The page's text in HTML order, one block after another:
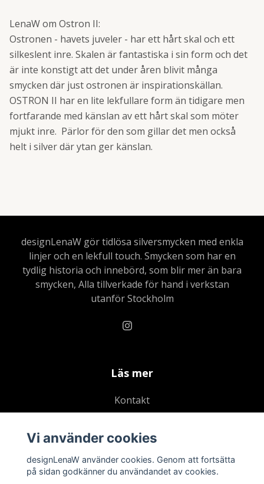
LenaW om Ostron II:
Ostronen - havets juveler - har ett hårt skal och ett
silkeslent inre. Skalen är fantastiska i sin form och det
är inte konstigt att det under åren blivit många
smycken där just ostronen är inspirationskällan.
OSTRON II har en lite lekfullare form än tidigare men
fortfarande med känslan av ett hårt skal som möter
mjukt inre. Pärlor för den som gillar det men också
helt i silver där ytan ger känslan.
designLenaW gör tidlösa silversmycken med enkla
linjer och en lekfull touch. Smycken som har en
tydlig historia och innebörd, som blir mer än bara
smycken, Alla tillverkade för hand i verkstan
utanför Stockholm
Läs mer
Kontakt
Dataskydds & Integritetspolicy
Aktuella Events
Blogg
Vi använder cookies
designLenaW använder cookies. Genom att fortsätta
på sidan godkänner du användandet av cookies.